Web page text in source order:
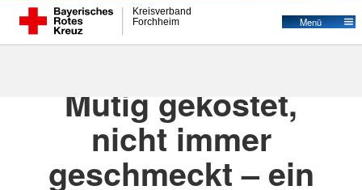
Forchheim
Kreisverband
Menü
Mutig gekostet,
nicht immer
geschmeckt – ein